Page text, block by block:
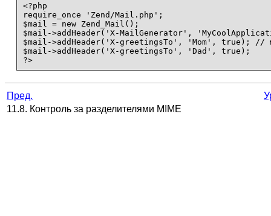
<?php
require_once 'Zend/Mail.php';
$mail = new Zend_Mail();
$mail->addHeader('X-MailGenerator',
$mail->addHeader('X-greetingsTo', 'Mom', true); //
$mail->addHeader('X-greetingsTo', 'Dad', true);
?>
Пред.
11.8. Контроль за разделителями MIME